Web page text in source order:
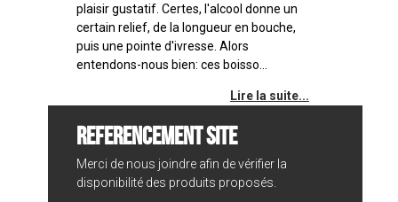
plaisir gustatif. Certes, l'alcool donne un
certain relief, de la longueur en bouche,
puis une pointe d'ivresse. Alors
entendons-nous bien: ces boisso...
Lire la suite...
REFERENCEMENT SITE
Merci de nous joindre afin de vérifier la
disponibilité des produits proposés.